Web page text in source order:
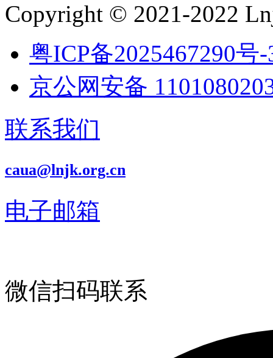
Copyright © 2021-2022
粤ICP备2025467290号-
京公网安备
联系我们
caua@lnjk.org.cn
电子邮箱
微信扫码联系